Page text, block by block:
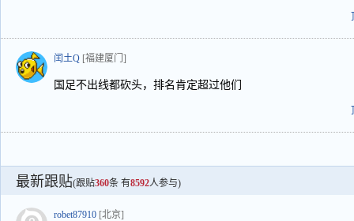
闰土Q [福建厦门]
国足不出线都砍头，排名肯定超过他们
最新跟贴(跟贴360条 有8592人参与)
robet87910 [北京]